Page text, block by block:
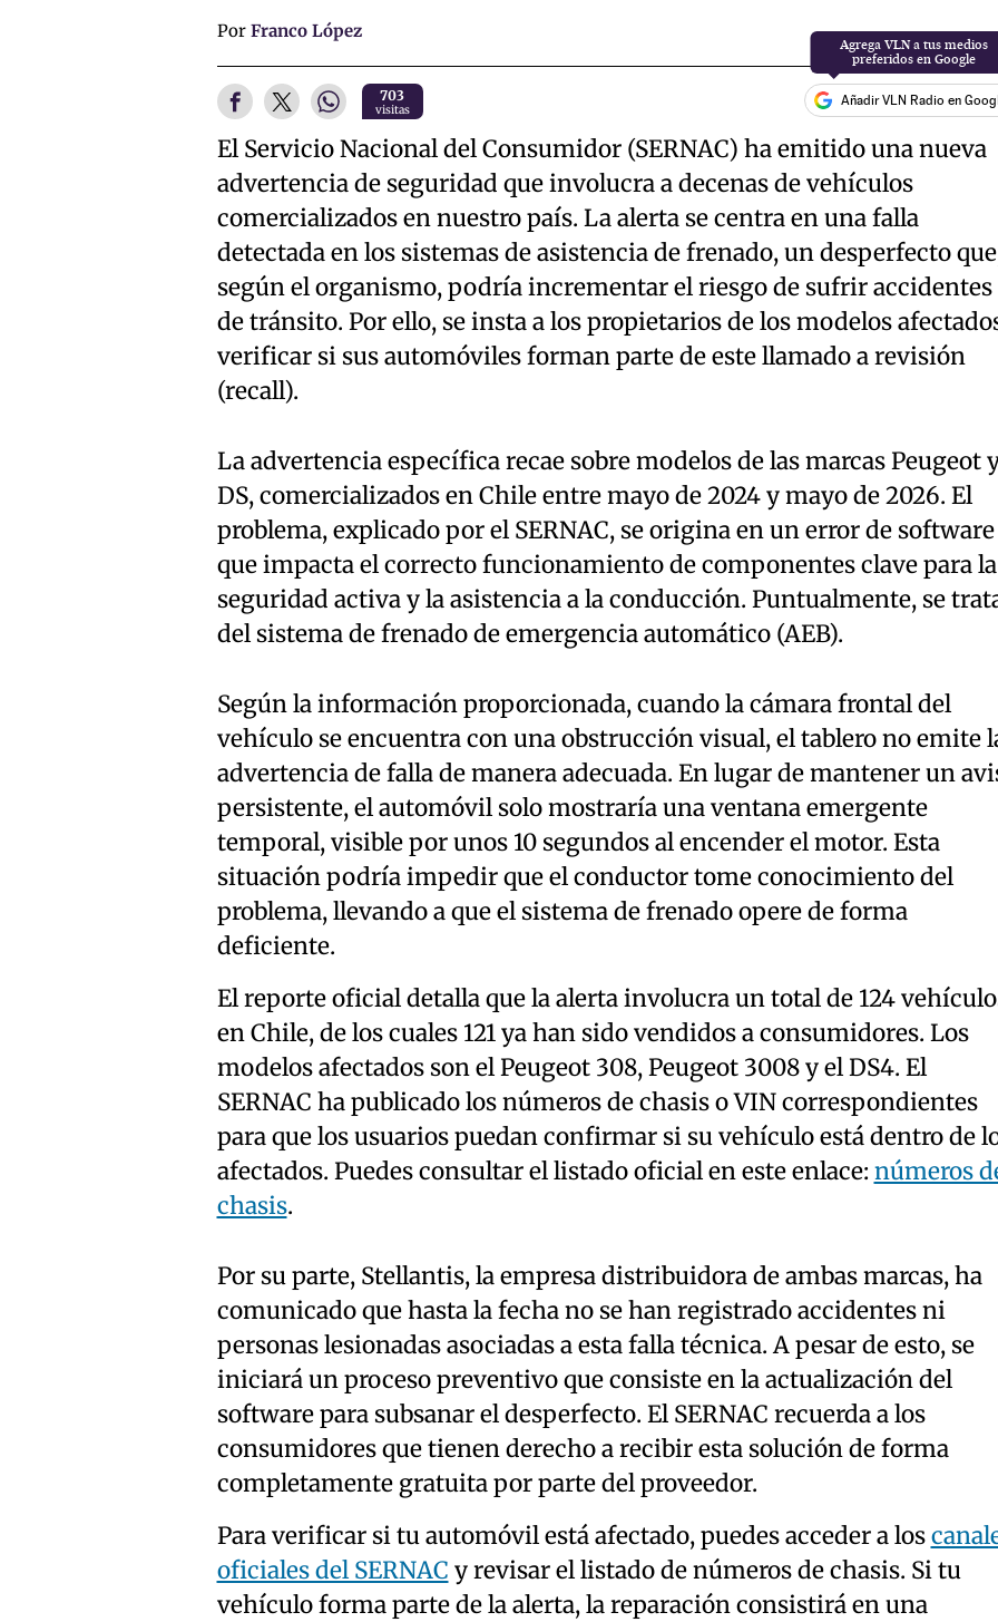
Por Franco López
703
visitas
Añadir VLN Radio en
Agrega VLN a tus medios
preferidos en Google
El Servicio Nacional del Consumidor (SERNAC) ha emitido una nueva
advertencia de seguridad que involucra a decenas de vehículos
comercializados en nuestro país. La alerta se centra en una falla
detectada en los sistemas de asistencia de frenado, un desperfecto
según el organismo, podría incrementar el riesgo de sufrir accidentes
de tránsito. Por ello, se insta a los propietarios de los modelos
verificar si sus automóviles forman parte de este llamado a revisión
(recall).
La advertencia específica recae sobre modelos de las marcas Peugeot
DS, comercializados en Chile entre mayo de 2024 y mayo de 2026. El
problema, explicado por el SERNAC, se origina en un error de software
que impacta el correcto funcionamiento de componentes clave para la
seguridad activa y la asistencia a la conducción. Puntualmente, se
del sistema de frenado de emergencia automático (AEB).
Según la información proporcionada, cuando la cámara frontal del
vehículo se encuentra con una obstrucción visual, el tablero no emite
advertencia de falla de manera adecuada. En lugar de mantener un
persistente, el automóvil solo mostraría una ventana emergente
temporal, visible por unos 10 segundos al encender el motor. Esta
situación podría impedir que el conductor tome conocimiento del
problema, llevando a que el sistema de frenado opere de forma
deficiente.
El reporte oficial detalla que la alerta involucra un total de 124
en Chile, de los cuales 121 ya han sido vendidos a consumidores. Los
modelos afectados son el Peugeot 308, Peugeot 3008 y el DS4. El
SERNAC ha publicado los números de chasis o VIN correspondientes
para que los usuarios puedan confirmar si su vehículo está dentro de
afectados. Puedes consultar el listado oficial en este enlace: números
chasis.
Por su parte, Stellantis, la empresa distribuidora de ambas marcas, ha
comunicado que hasta la fecha no se han registrado accidentes ni
personas lesionadas asociadas a esta falla técnica. A pesar de esto, se
iniciará un proceso preventivo que consiste en la actualización del
software para subsanar el desperfecto. El SERNAC recuerda a los
consumidores que tienen derecho a recibir esta solución de forma
completamente gratuita por parte del proveedor.
Para verificar si tu automóvil está afectado, puedes acceder a los
oficiales del SERNAC y revisar el listado de números de chasis. Si tu
vehículo forma parte de la alerta, la reparación consistirá en una